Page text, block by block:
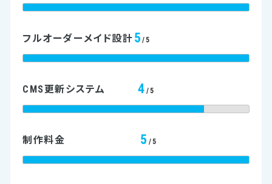
フルオーダーメイド設計 5 /5
CMS更新システム 4 /5
制作料金 5 /5